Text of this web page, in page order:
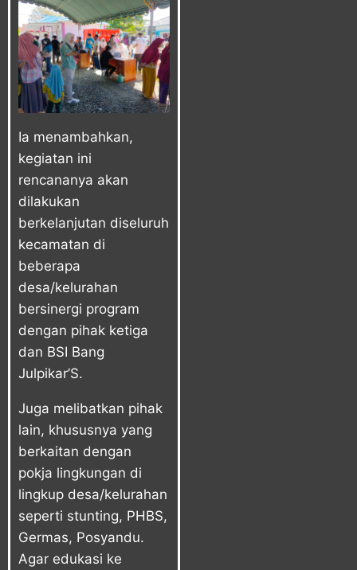
Ia menambahkan,
kegiatan ini
rencananya akan
dilakukan
berkelanjutan diseluruh
kecamatan di
beberapa
desa/kelurahan
bersinergi program
dengan pihak ketiga
dan BSI Bang
Julpikar’S.
Juga melibatkan pihak
lain, khususnya yang
berkaitan dengan
pokja lingkungan di
lingkup desa/kelurahan
seperti stunting, PHBS,
Germas, Posyandu.
Agar edukasi ke